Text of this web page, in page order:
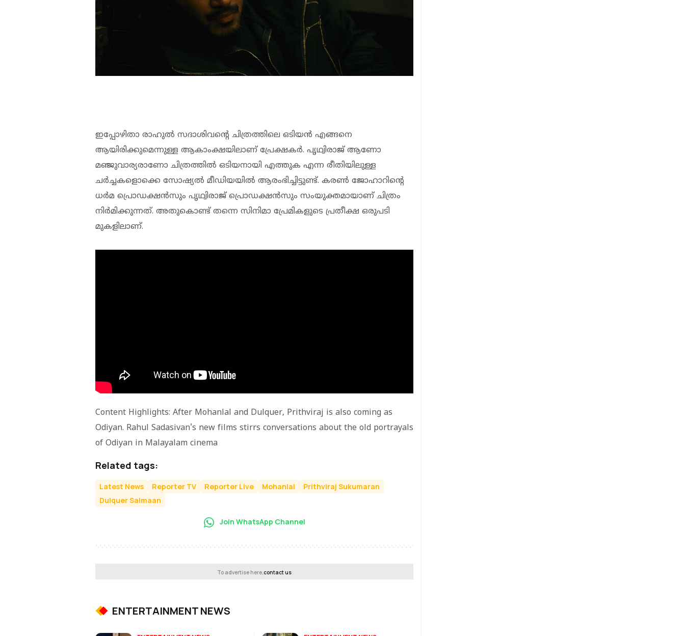
ഇപ്പോഴിതാ രാഹുല്‍ സദാശിവന്റെ ചിത്രത്തിലെ ഒടിയന്‍ എങ്ങനെ
ആയിരിക്കുമെന്നുള്ള ആകാംക്ഷയിലാണ് പ്രേക്ഷകര്‍. പൃഥ്വിരാജ് ആണോ
മഞ്ജുവാര്യരാണോ ചിത്രത്തില്‍ ഒടിയനായി എത്തുക എന്ന രീതിയിലുള്ള
ചര്‍ച്ചകളൊക്കെ സോഷ്യല്‍ മീഡിയയില്‍ ആരംഭിച്ചിട്ടുണ്ട്. കരണ്‍ ജോഹാറിന്റെ
ധര്‍മ പ്രൊഡക്ഷന്‍സും പൃഥ്വിരാജ് പ്രൊഡക്ഷന്‍സും സംയുക്തമായാണ് ചിത്രം
നിര്‍മിക്കുന്നത്. അതുകൊണ്ട് തന്നെ സിനിമാ പ്രേമികളുടെ പ്രതീക്ഷ ഒരുപടി
മുകളിലാണ്.
Content Highlights: After Mohanlal and Dulquer, Prithviraj is also coming as
Odiyan. Rahul Sadasivan's new films stirrs conversations about the old portrayals
of Odiyan in Malayalam cinema
Related tags:
Latest News Reporter TV Reporter Live Mohanlal
Prithviraj Sukumaran
Dulquer Salmaan
Join WhatsApp Channel
To advertise here,contact us
ENTERTAINMENT NEWS